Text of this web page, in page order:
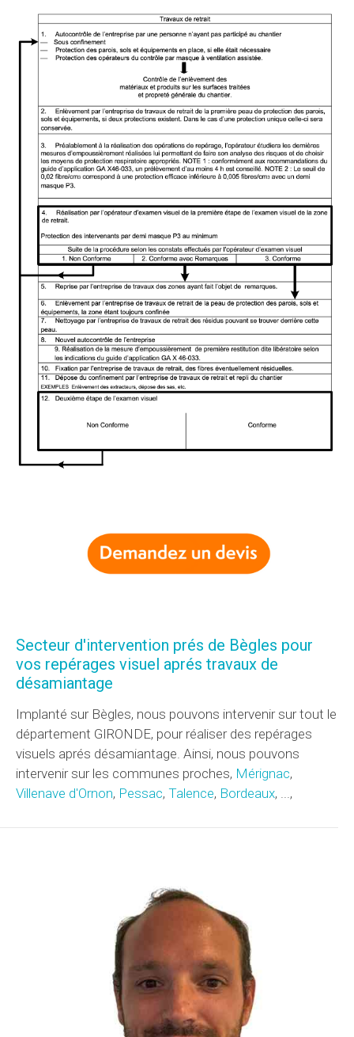
Secteur d'intervention prés de Bègles pour
vos repérages visuel aprés travaux de
désamiantage
Implanté sur Bègles, nous pouvons intervenir sur tout le
département GIRONDE, pour réaliser des repérages
visuels aprés désamiantage. Ainsi, nous pouvons
intervenir sur les communes proches, Mérignac,
Villenave d'Ornon, Pessac, Talence, Bordeaux, ...,